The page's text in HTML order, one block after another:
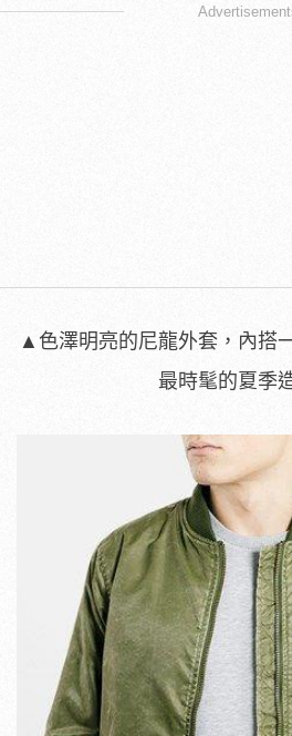
▲色澤明亮的尼龍外套，內搭
最時髦的夏季